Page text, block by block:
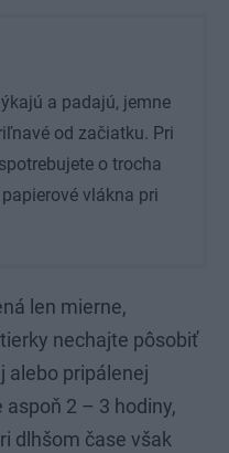
a padajú, jemne
od začiatku. Pri
o trocha
vlákna pri
len mierne,
nechajte pôsobiť
alebo pripálenej
2 – 3 hodiny,
dlhšom čase však